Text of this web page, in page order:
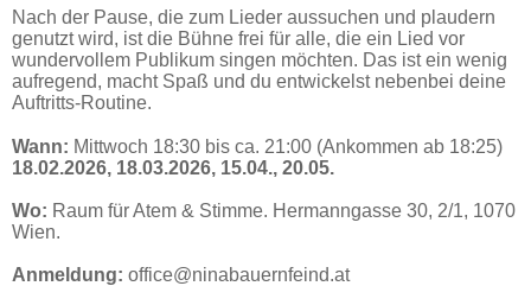
Nach der Pause, die zum Lieder aussuchen und plaudern
genutzt wird, ist die Bühne frei für alle, die ein Lied vor
wundervollem Publikum singen möchten. Das ist ein wenig
aufregend, macht Spaß und du entwickelst nebenbei deine
Auftritts-Routine.
Wann: Mittwoch 18:30 bis ca. 21:00 (Ankommen ab 18:25)
18.02.2026, 18.03.2026, 15.04., 20.05.
Wo: Raum für Atem & Stimme. Hermanngasse 30, 2/1, 1070
Wien.
Anmeldung: office@ninabauernfeind.at